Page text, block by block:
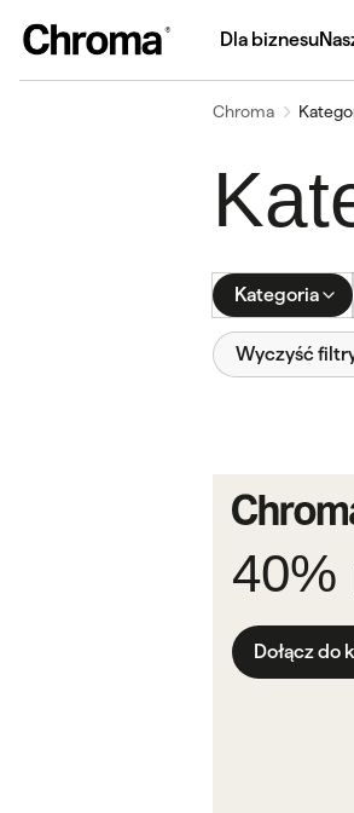
Dla biznesu
Chroma
Kategoria
Wyczyść
40%
Dołącz do